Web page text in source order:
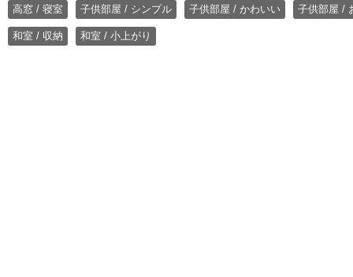
高窓 / 寝室 子供部屋 / シンプル 子供部屋 / かわいい 子供部屋 /
和室 / 収納 和室 / 小上がり